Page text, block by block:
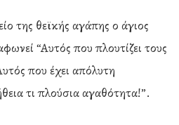
της θεϊκής αγάπης ο άγιος
“Αυτός που πλουτίζει τους
που έχει απόλυτη
τι πλούσια αγαθότητα!”.